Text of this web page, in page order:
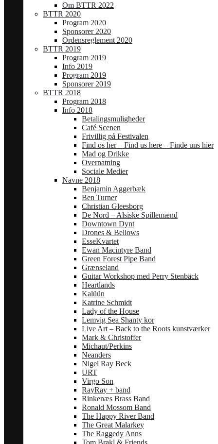
Om BTTR 2022
BTTR 2020
Program 2020
Sponsorer 2020
Ordensreglement 2020
BTTR 2019
Program 2019
Info 2019
Program 2019
Sponsorer 2019
BTTR 2018
Program 2018
Info 2018
Betalingsmuligheder
Café Scenen
Frivillig på Festivalen
Find os her – Find us here – Finde uns hier
Mad og Drikke
Overnatning
Sociale Medier
Navne 2018
Benjamin Aggerbæk
Ben Turner
Christian Gleesborg
De Nord – Alsiske Spillemænd
Downtown Dynt
Drones & Bellows
EsseKvartet
Ewan Macintyre Band
Green Forest Pipe Band
Grænseland
Guitar Workshop med Perry Stenbäck
Heartlands
Kalüün
Katrine Schmidt
Lady of the House
Lemvig Sea Shanty kor
Live Art – Back to the Roots kunstværker
Mark & Christoffer
Michaut/Perkins
Neanders
Nigel Ray Beck
URT
Virgo Son
RayRay + band
Rinkenæs Brass Band
Ronald Mossom Band
The Happy River Band
The Great Malarkey
The Raggedy Anns
Tom Brakl & Friends